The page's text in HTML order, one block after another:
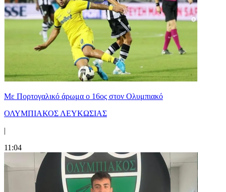
Με Πορτογαλικό άρωμα ο 16ος στον Ολυμπιακό
ΟΛΥΜΠΙΑΚΟΣ ΛΕΥΚΩΣΙΑΣ
|
11:04